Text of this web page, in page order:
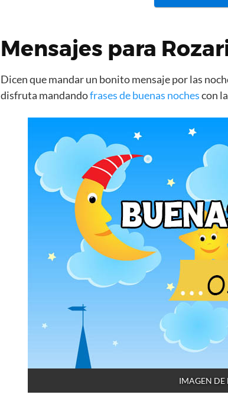
Mensajes para
Dicen que mandar un bonito mensaje por las
disfruta mandandofrases de buenas nochescon
IMAGEN DE